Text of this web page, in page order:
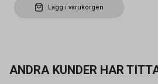
Lägg i varukorgen
ANDRA KUNDER HAR